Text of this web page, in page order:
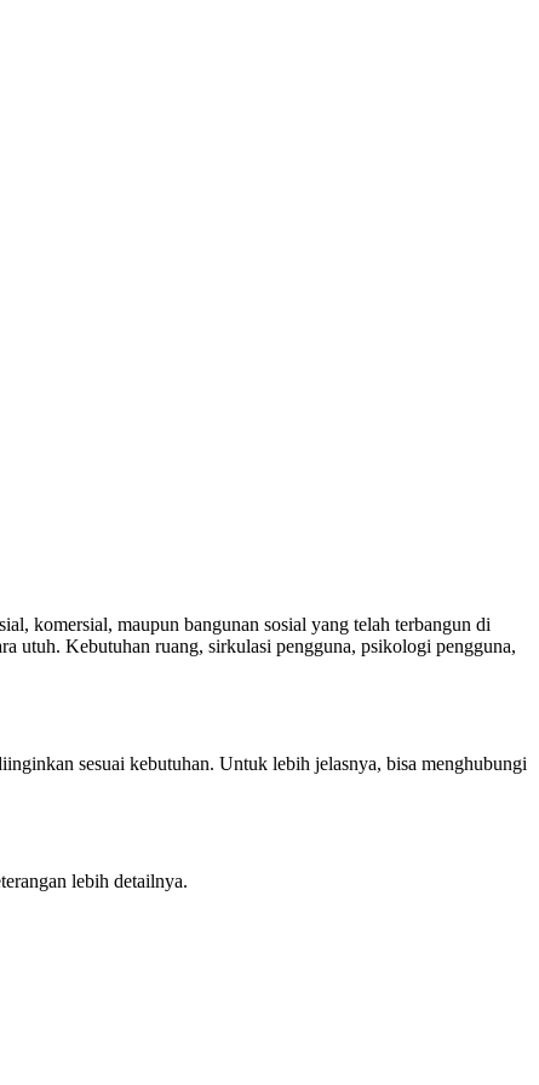
komersial, maupun bangunan sosial yang telah terbangun di
utuh. Kebutuhan ruang, sirkulasi pengguna, psikologi pengguna,
sesuai kebutuhan. Untuk lebih jelasnya, bisa menghubungi
lebih detailnya.